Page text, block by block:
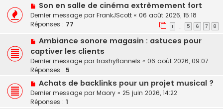
Son en salle de cinéma extrêmement fort
Dernier message par FrankJScott « 06 août 2026, 15:18
Réponses : 77 1 … 5 6 7 8
Ambiance sonore magasin : astuces pour
captiver les clients
Dernier message par trashyflannels « 06 août 2026, 09:07
Réponses : 5
Achats de backlinks pour un projet musical ?
Dernier message par Maory « 25 juin 2026, 14:22
Réponses : 1